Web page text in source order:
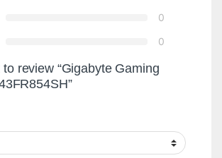
0
0
review “Gigabyte Gaming